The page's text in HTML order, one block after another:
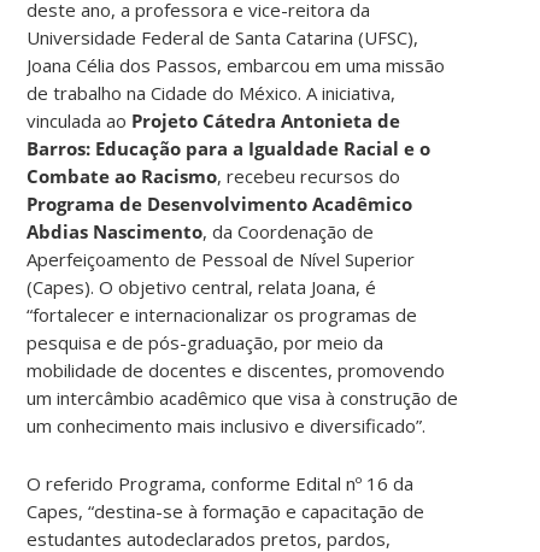
deste ano, a professora e vice-reitora da
Universidade Federal de Santa Catarina (UFSC),
Joana Célia dos Passos, embarcou em uma missão
de trabalho na Cidade do México. A iniciativa,
vinculada ao Projeto Cátedra Antonieta de
Barros: Educação para a Igualdade Racial e o
Combate ao Racismo, recebeu recursos do
Programa de Desenvolvimento Acadêmico
Abdias Nascimento, da Coordenação de
Aperfeiçoamento de Pessoal de Nível Superior
(Capes). O objetivo central, relata Joana, é
“fortalecer e internacionalizar os programas de
pesquisa e de pós-graduação, por meio da
mobilidade de docentes e discentes, promovendo
um intercâmbio acadêmico que visa à construção de
um conhecimento mais inclusivo e diversificado”.
O referido Programa, conforme Edital nº 16 da
Capes, “destina-se à formação e capacitação de
estudantes autodeclarados pretos, pardos,